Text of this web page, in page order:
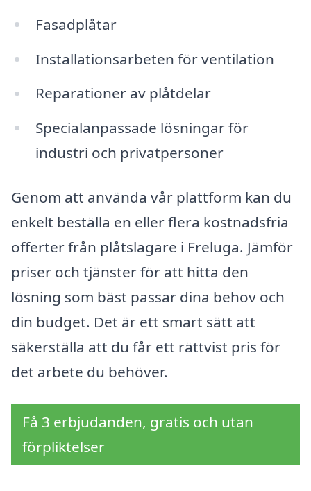
Fasadplåtar
Installationsarbeten för ventilation
Reparationer av plåtdelar
Specialanpassade lösningar för
industri och privatpersoner
Genom att använda vår plattform kan du
enkelt beställa en eller flera kostnadsfria
offerter från plåtslagare i Freluga. Jämför
priser och tjänster för att hitta den
lösning som bäst passar dina behov och
din budget. Det är ett smart sätt att
säkerställa att du får ett rättvist pris för
det arbete du behöver.
Få 3 erbjudanden, gratis och utan
förpliktelser